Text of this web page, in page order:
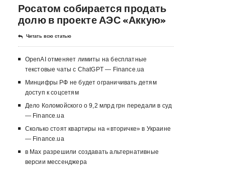
Росатом собирается продать
долю в проекте АЭС «Аккую»
Читать всю статью
OpenAI отменяет лимиты на бесплатные
текстовые чаты с ChatGPT — Finance.ua
Минцифры РФ не будет ограничивать детям
доступ к соцсетям
Дело Коломойского о 9,2 млрд грн передали в суд
— Finance.ua
Сколько стоят квартиры на «вторичке» в Украине
— Finance.ua
в Max разрешили создавать альтернативные
версии мессенджера